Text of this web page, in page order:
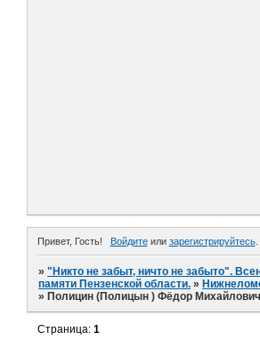
Привет, Гость! Войдитеили зарегистрируйтесь.
»"Никто не забыт, ничто не забыто".
памяти Пензенской области. »
» Полицин (Полицын ) Фёдор Михайлович
Страница:1